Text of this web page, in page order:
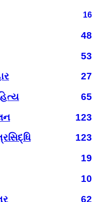
16
48
53
27
65
123
123
19
10
62